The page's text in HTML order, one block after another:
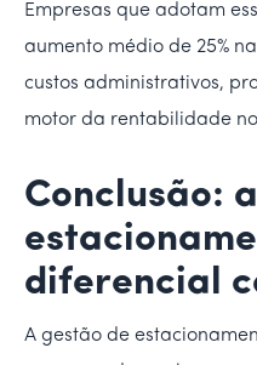
Empresas que adotam
aumento médio de 25%
custos administrativos,
motor da rentabilidade
Conclusão:
diferencial
A gestão de